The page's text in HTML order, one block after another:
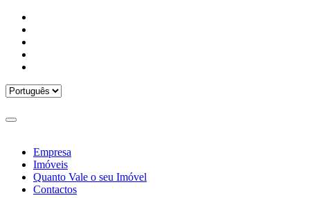
Empresa
Imóveis
Quanto Vale o seu Imóvel
Contactos